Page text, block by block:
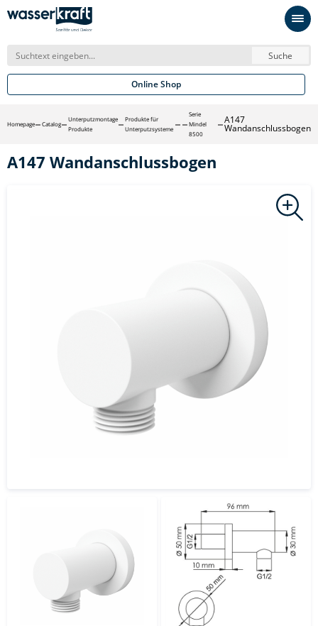
Suche
Online Shop
Homepage Catalog
Unterputzmontage
Produkte
Produkte für
Unterputzsysteme
Serie
Mindel
8500
A147
Wandanschlussbogen
A147 Wandanschlussbogen